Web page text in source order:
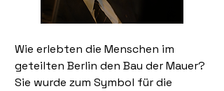
Wie erlebten die Menschen im
geteilten Berlin den Bau der Mauer?
Sie wurde zum Symbol für die